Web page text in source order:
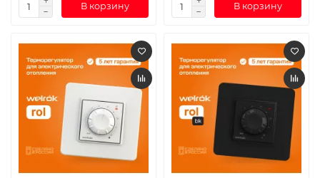
В корзину В корзину